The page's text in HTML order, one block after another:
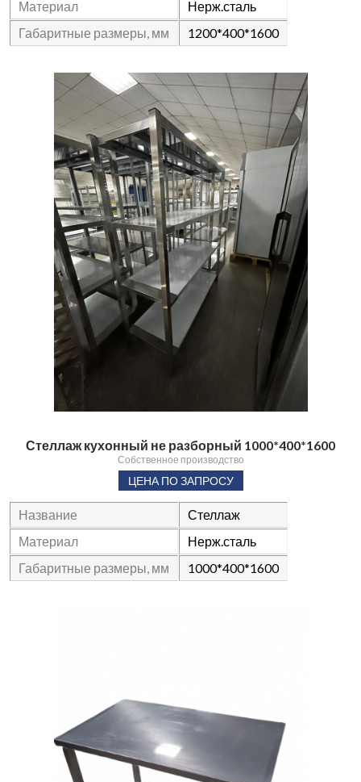
Материал
Нерж.сталь
Габаритные размеры, мм
1200*400*1600
Стеллаж кухонный не разборный 1000*400*1600
Собственное производство
ЦЕНА ПО ЗАПРОСУ
Название
Стеллаж
Материал
Нерж.сталь
Габаритные размеры, мм
1000*400*1600